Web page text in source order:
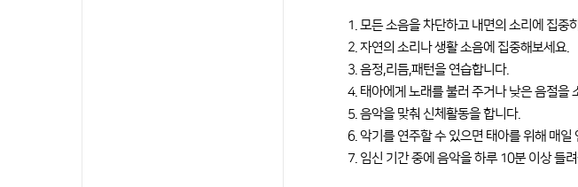
1. 모든 소음을 차단하고 내면의 소리에 집중
2. 자연의 소리나 생활 소음에 집중해보세요.
3. 음정,리듬,패턴을 연습합니다.
4. 태아에게 노래를 불러 주거나 낮은 음절을
5. 음악을 맞춰 신체활동을 합니다.
6. 악기를 연주할 수 있으면 태아를 위해 매일
7. 임신 기간 중에 음악을 하루 10분 이상 들